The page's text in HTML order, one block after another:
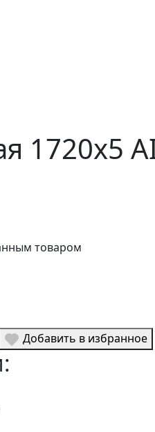
1720х5
товаром
Добавить в избранное